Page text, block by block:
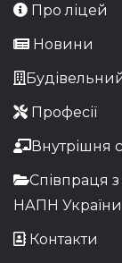
Про ліцей
Новини
Професії
Внутрішня
Співпраця з
НАПН України
Контакти